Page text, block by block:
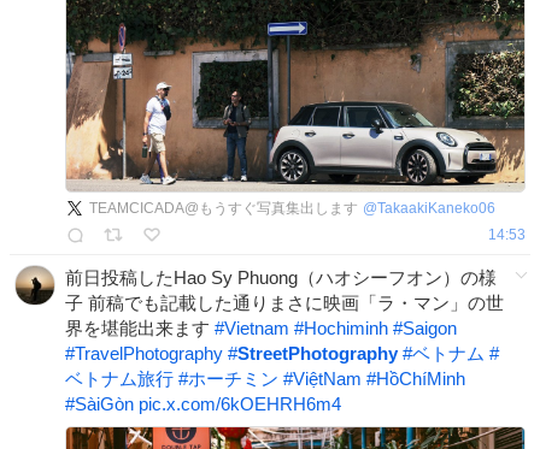
TEAMCICADA@もうすぐ写真集出します @TakaakiKaneko06
14:53
前日投稿したHao Sy Phuong（ハオシーフオン）の様
子 前稿でも記載した通りまさに映画「ラ・マン」の世
界を堪能出来ます #Vietnam #Hochiminh #Saigon
#TravelPhotography #StreetPhotography #ベトナム #
ベトナム旅行 #ホーチミン #ViệtNam #HồChíMinh
#SàiGòn pic.x.com/6kOEHRH6m4